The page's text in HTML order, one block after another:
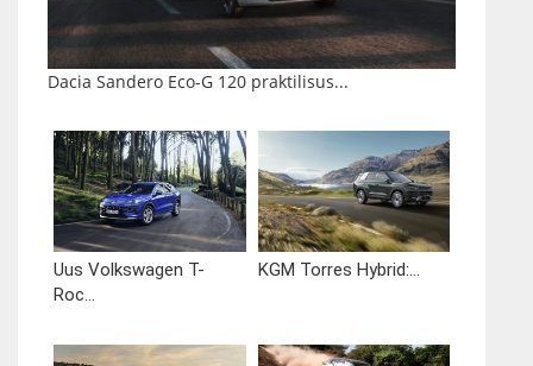
Dacia Sandero Eco-G 120 praktilisus...
Uus Volkswagen T-
Roc...
KGM Torres Hybrid:...